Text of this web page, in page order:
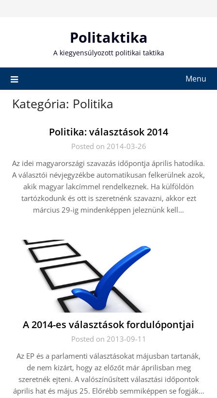
Politaktika
A kiegyensúlyozott politikai taktika
Menu
Kategória: Politika
Politika: választások 2014
Posted on 2014-03-26
Az idei magyarországi szavazás időpontja április hatodika.
A választói névjegyzékbe automatikusan felkerülnek azok,
akik magyar lakcímmel rendelkeznek. Ha külföldön
tartózkodunk és ott is szeretnénk szavazni, akkor ezt
március 29-ig mindenképpen jeleznünk kell…
A 2014-es választások fordulópontjai
Posted on 2013-09-11
Az EP és a parlamenti választásokat májusban tartanák,
de nem kizárt, hogy az előzőt már áprilisban meg
szeretnék ejteni. A valószínűsített választási időpontok
április hat és május 25. Előrébb semmiképpen se fogják…